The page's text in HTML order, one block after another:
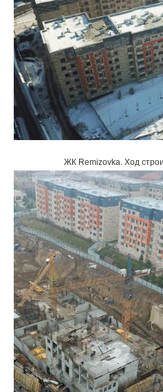
ЖК Remizovka Ход